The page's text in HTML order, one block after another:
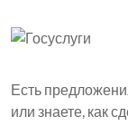
Есть
или знаете, как